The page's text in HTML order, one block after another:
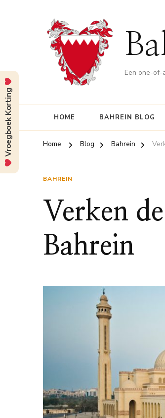
Een one-of-
HOME BAHREIN BLOG
Home Blog Bahrein
BAHREIN
Verken
Bahrein
Vroegboek Korting